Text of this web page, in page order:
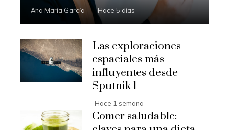
Ana María García Hace 5 días
Las exploraciones
espaciales más
influyentes desde
Sputnik 1
Hace 1 semana
Comer saludable: